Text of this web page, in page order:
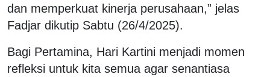
dan memperkuat kinerja perusahaan,” jelas
Fadjar dikutip Sabtu (26/4/2025).
Bagi Pertamina, Hari Kartini menjadi momen
refleksi untuk kita semua agar senantiasa